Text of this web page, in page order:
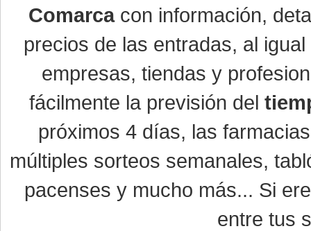
Comarcacon información,
precios de las entradas, al
empresas, tiendas y
fácilmente la previsión del
próximos 4 días, las
múltiples sorteos semanales,
pacenses y mucho más... Si
entre tus